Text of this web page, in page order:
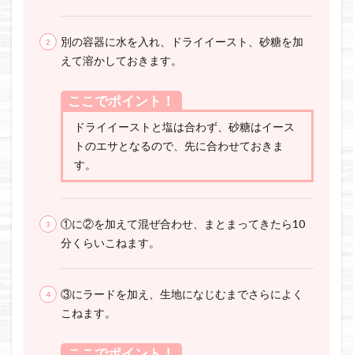
別の容器に水を入れ、ドライイースト、砂糖を加
えて溶かしておきます。
ここでポイント！
ドライイーストと塩は合わず、砂糖はイース
トのエサとなるので、先に合わせておきま
す。
①に②を加えて混ぜ合わせ、まとまってきたら10
分くらいこねます。
③にラードを加え、生地になじむまでさらによく
こねます。